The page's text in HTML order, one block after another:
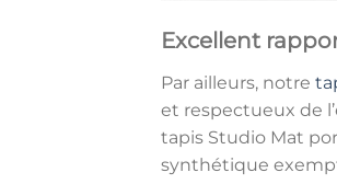
Excellent
Par ailleurs, notre
et respectueux de
tapis Studio Mat
synthétique